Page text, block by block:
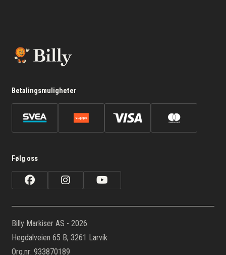
Betalingsmuligheter
Følg oss
Billy Markiser AS - 2026
Hegdalveien 65 B, 3261 Larvik
Org.nr: 933870189